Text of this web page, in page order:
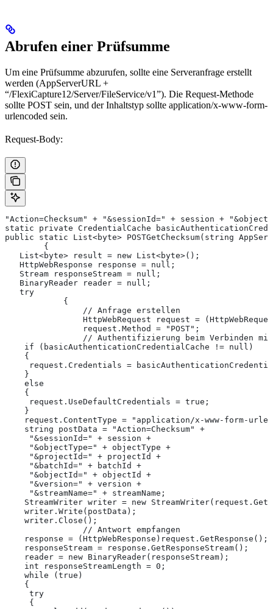
Abrufen einer Prüfsumme
Um eine Prüfsumme abzurufen, sollte eine Serveranfrage erstellt
werden (AppServerURL +
“/FlexiCapture12/Server/FileService/v1”). Die Request-Methode
sollte POST sein, und der Inhaltstyp sollte application/x-www-form-
urlencoded sein.
Request-Body:
"Action=Checksum" + "&sessionId=" + session +
static private CredentialCache
public static List<byte> POSTGetChecksum(string
{
List<byte> result = new List<byte>();
HttpWebResponse response = null;
Stream responseStream = null;
BinaryReader reader = null;
try
{
// Anfrage erstellen
HttpWebRequest request =
request.Method = "POST";
// Authentifizierung beim Verbinden mit dem
if (basicAuthenticationCredentialCache != null)
{
request.Credentials =
}
else
{
request.UseDefaultCredentials = true;
}
request.ContentType = "application/x-www-form-
string postData = "Action=Checksum" +
"&sessionId=" + session +
"&objectType=" + objectType +
"&projectId=" + projectId +
"&batchId=" + batchId +
"&objectId=" + objectId +
"&version=" + version +
"&streamName=" + streamName;
StreamWriter writer = new
writer.Write(postData);
writer.Close();
// Antwort empfangen
response = (HttpWebResponse)request.GetResponse();
responseStream = response.GetResponseStream();
reader = new BinaryReader(responseStream);
int responseStreamLength = 0;
while (true)
{
try
{